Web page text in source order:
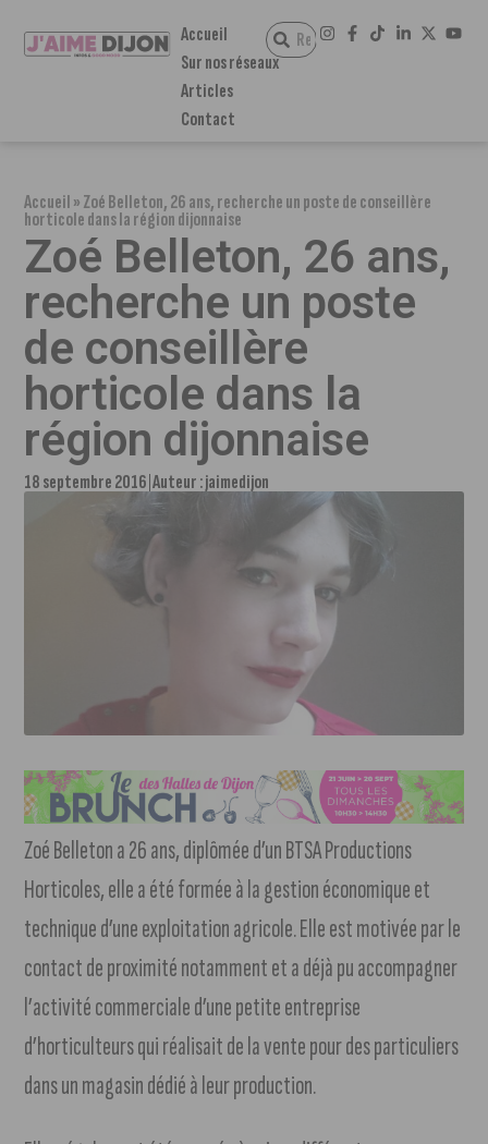
Accueil
Sur nos réseaux
Articles
Contact
Accueil»Zoé Belleton, 26 ans, recherche un poste de conseillère
horticole dans la région dijonnaise
Zoé Belleton, 26 ans,
recherche un poste
de conseillère
horticole dans la
région dijonnaise
18 septembre 2016 Auteur :jaimedijon
Zoé Belleton a 26 ans, diplômée d’un BTSA Productions
Horticoles, elle a été formée à la gestion économique et
technique d’une exploitation agricole. Elle est motivée par le
contact de proximité notamment et a déjà pu accompagner
l’activité commerciale d’une petite entreprise
d’horticulteurs qui réalisait de la vente pour des particuliers
dans un magasin dédié à leur production.